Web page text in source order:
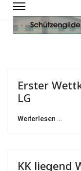
Erster
LG
Weiterlesen …
KK liegend